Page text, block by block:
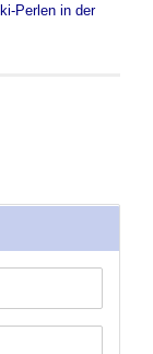
Perlen in der